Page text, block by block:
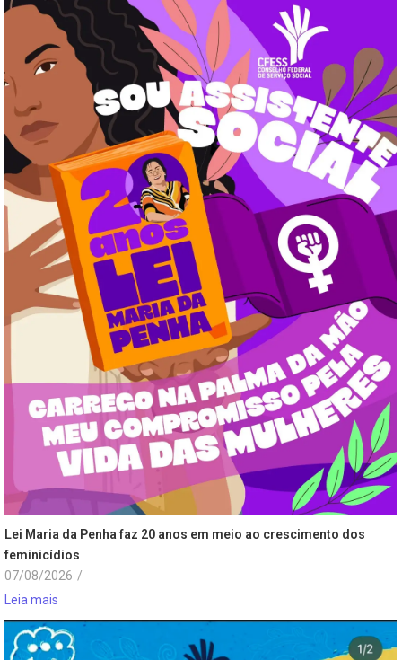
Lei Maria da Penha faz 20 anos em meio ao crescimento dos
feminicídios
07/08/2026 /
Leia mais